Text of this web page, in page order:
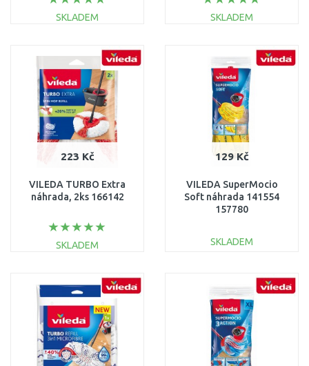
SKLADEM
Porovnat
SKLADEM
Porovnat
223 Kč
VILEDA TURBO Extra
náhrada, 2ks 166142
SKLADEM
Porovnat
129 Kč
VILEDA SuperMocio
Soft náhrada 141554
157780
SKLADEM
Porovnat